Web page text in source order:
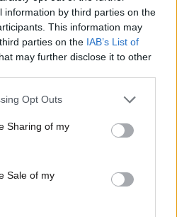
information by third parties on the
This information may
parties on the IAB’s List of
may further disclose it to other
app uses one or more Google
behaviour. You may click to
and its third-party tags to
purposes in below Google
Opt Outs
Sharing of my
Sale of my
τους κανόνες σχολιασμού
αφήσουν ελεύθερο και να